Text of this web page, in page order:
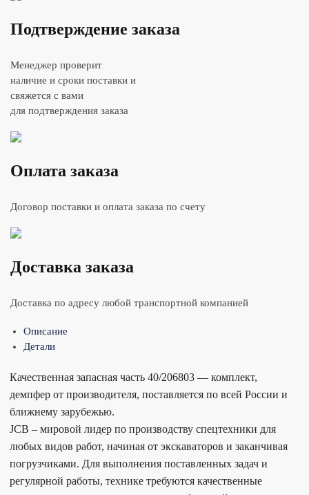
Подтверждение заказа
Менеджер проверит
наличие и сроки поставки и
свяжется с вами
для подтверждения заказа
Оплата заказа
Договор поставки и оплата заказа по счету
Доставка заказа
Доставка по адресу любой транспортной компанией
Описание
Детали
Качественная запасная часть 40/206803 — комплект,
демпфер от производителя, поставляется по всей России и
ближнему зарубежью.
JCB – мировой лидер по производству спецтехники для
любых видов работ, начиная от экскаваторов и заканчивая
погрузчиками. Для выполнения поставленных задач и
регулярной работы, технике требуются качественные